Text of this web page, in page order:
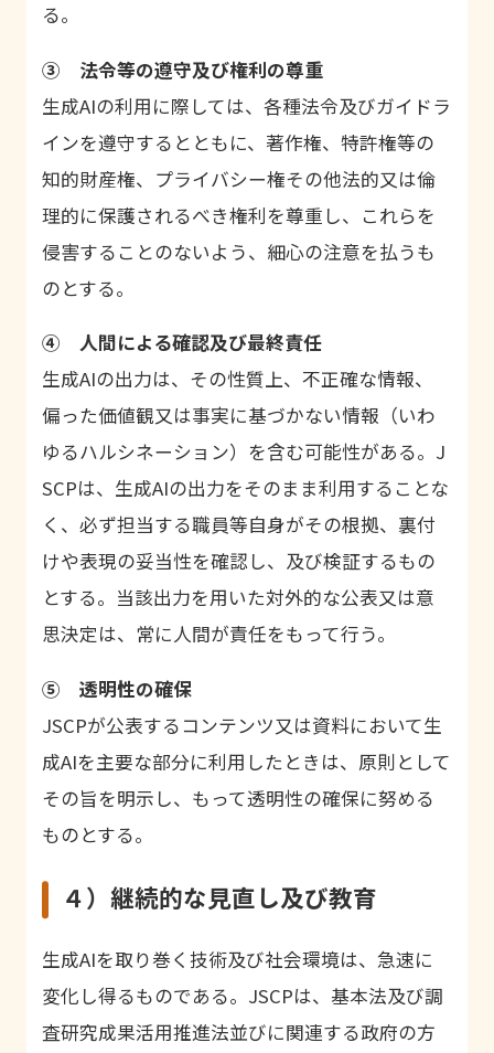
る。
③ 法令等の遵守及び権利の尊重
生成AIの利用に際しては、各種法令及びガイドラ
インを遵守するとともに、著作権、特許権等の
知的財産権、プライバシー権その他法的又は倫
理的に保護されるべき権利を尊重し、これらを
侵害することのないよう、細心の注意を払うも
のとする。
④ 人間による確認及び最終責任
生成AIの出力は、その性質上、不正確な情報、
偏った価値観又は事実に基づかない情報（いわ
ゆるハルシネーション）を含む可能性がある。J
SCPは、生成AIの出力をそのまま利用することな
く、必ず担当する職員等自身がその根拠、裏付
けや表現の妥当性を確認し、及び検証するもの
とする。当該出力を用いた対外的な公表又は意
思決定は、常に人間が責任をもって行う。
⑤ 透明性の確保
JSCPが公表するコンテンツ又は資料において生
成AIを主要な部分に利用したときは、原則として
その旨を明示し、もって透明性の確保に努める
ものとする。
４）継続的な見直し及び教育
生成AIを取り巻く技術及び社会環境は、急速に
変化し得るものである。JSCPは、基本法及び調
査研究成果活用推進法並びに関連する政府の方